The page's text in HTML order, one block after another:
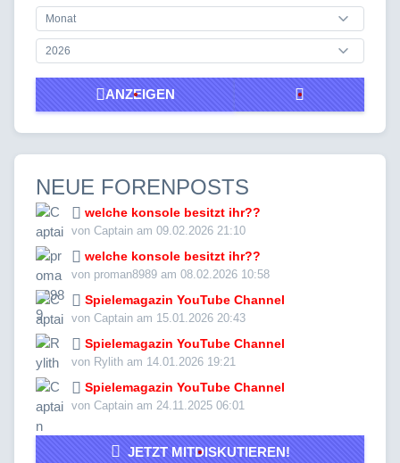
ANZEIGEN
NEUE FORENPOSTS
welche konsole besitzt ihr??
von Captain am 09.02.2026 21:10
welche konsole besitzt ihr??
von proman8989 am 08.02.2026 10:58
Spielemagazin YouTube Channel
von Captain am 15.01.2026 20:43
Spielemagazin YouTube Channel
von Rylith am 14.01.2026 19:21
Spielemagazin YouTube Channel
von Captain am 24.11.2025 06:01
JETZT MITDISKUTIEREN!